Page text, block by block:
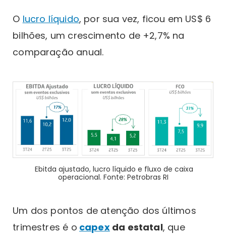
O lucro líquido, por sua vez, ficou em US$ 6
bilhões, um crescimento de +2,7% na
comparação anual.
Ebitda ajustado, lucro líquido e fluxo de caixa
operacional. Fonte: Petrobras RI
Um dos pontos de atenção dos últimos
trimestres é o capexda estatal, que